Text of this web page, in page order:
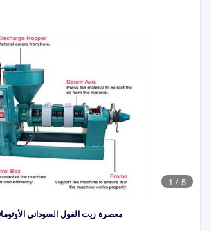
1 / 5
معصرة زيت الفول السوداني